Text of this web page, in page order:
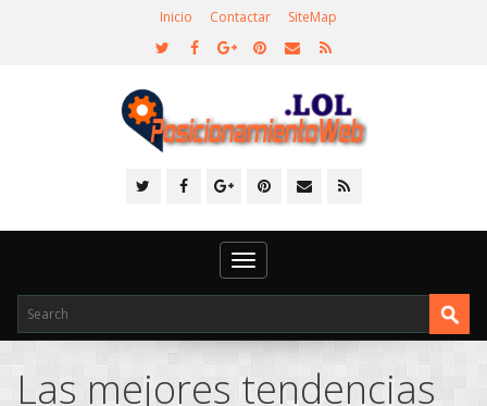
Inicio Contactar SiteMap
Toggle
navigation
Las mejores tendencias